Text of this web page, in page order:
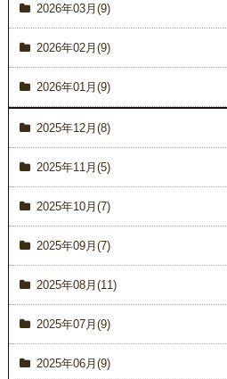
2026年03月(9)
2026年02月(9)
2026年01月(9)
2025年12月(8)
2025年11月(5)
2025年10月(7)
2025年09月(7)
2025年08月(11)
2025年07月(9)
2025年06月(9)